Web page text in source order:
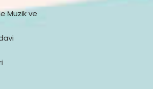
Müzik ve